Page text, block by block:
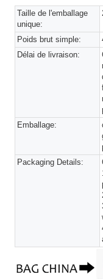
Taille de l'emballage
unique:
Poids brut simple:
Délai de livraison:
Emballage:
Packaging Details: